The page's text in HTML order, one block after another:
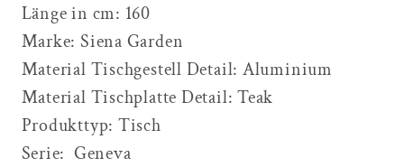
Länge in cm: 160
Marke: Siena Garden
Material Tischgestell Detail: Aluminium
Material Tischplatte Detail:Teak
Produkttyp: Tisch
Serie: Geneva